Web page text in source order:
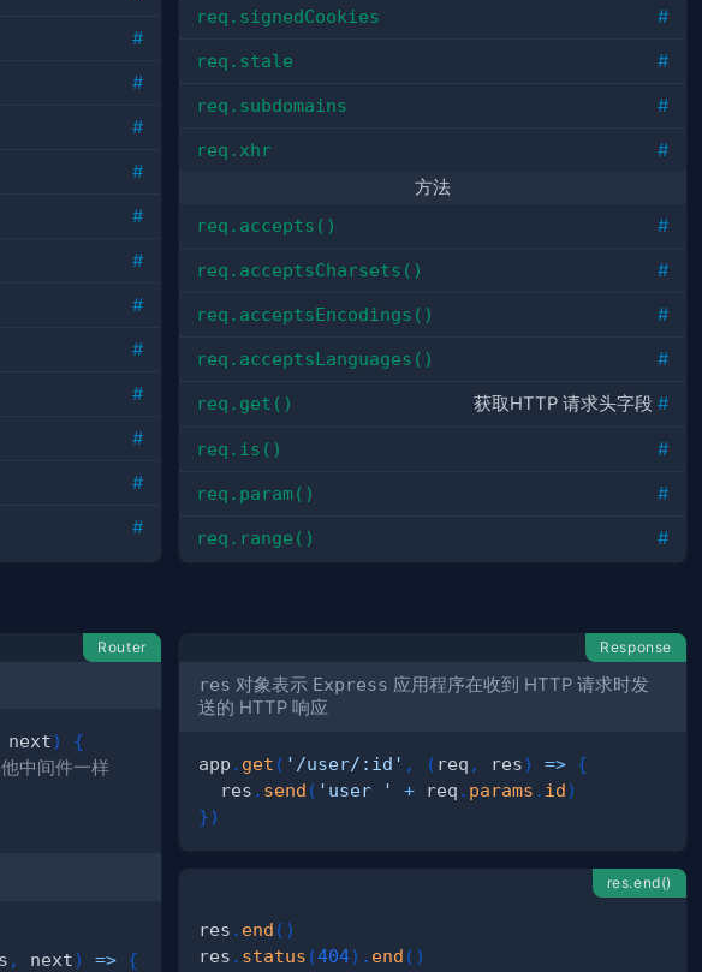
#
#
#
#
#
#
#
#
#
#
#
#
req.signedCookies #
req.stale #
req.subdomains #
req.xhr
#
方法
req.accepts() #
req.acceptsCharsets() #
req.acceptsEncodings() #
req.acceptsLanguages() #
req.get() 获取HTTP 请求头字段#
req.is() #
req.param() #
req.range() #
Router
next)
{
间件一样
, next) => {
Response
res 对象表示 Express 应用程序在收到 HTTP 请求时发
送的 HTTP 响应
app . get ( '/user/:id' , ( req , res) => {
  res
. send ( 'user ' + req . params . id)
})
res.end()
res . end ( )
res . status (404) . end ( )